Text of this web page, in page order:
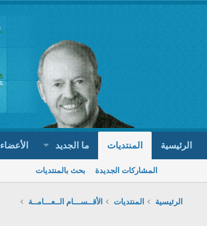
الرئيسية المنتديات ما الجديد الأعضاء
المشاركات الجديدة بحث بالمنتديات
الرئيسية المنتديات الأقــســـام الــعـــامــة